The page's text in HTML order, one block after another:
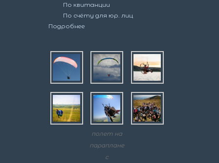
По квитанции
По счёту для юр. лиц
Подробнее
полет на
параплане
с